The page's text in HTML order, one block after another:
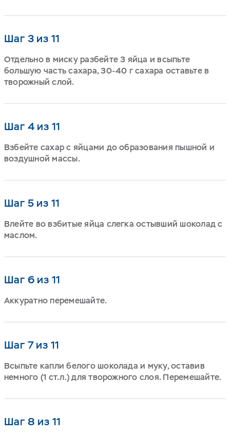
Шаг 3 из 11
Отдельно в миску разбейте 3 яйца и всыпьте
большую часть сахара, 30-40 г сахара оставьте в
творожный слой.
Шаг 4 из 11
Взбейте сахар с яйцами до образования пышной и
воздушной массы.
Шаг 5 из 11
Влейте во взбитые яйца слегка остывший шоколад с
маслом.
Шаг 6 из 11
Аккуратно перемешайте.
Шаг 7 из 11
Всыпьте капли белого шоколада и муку, оставив
немного (1 ст.л.) для творожного слоя. Перемешайте.
Шаг 8 из 11